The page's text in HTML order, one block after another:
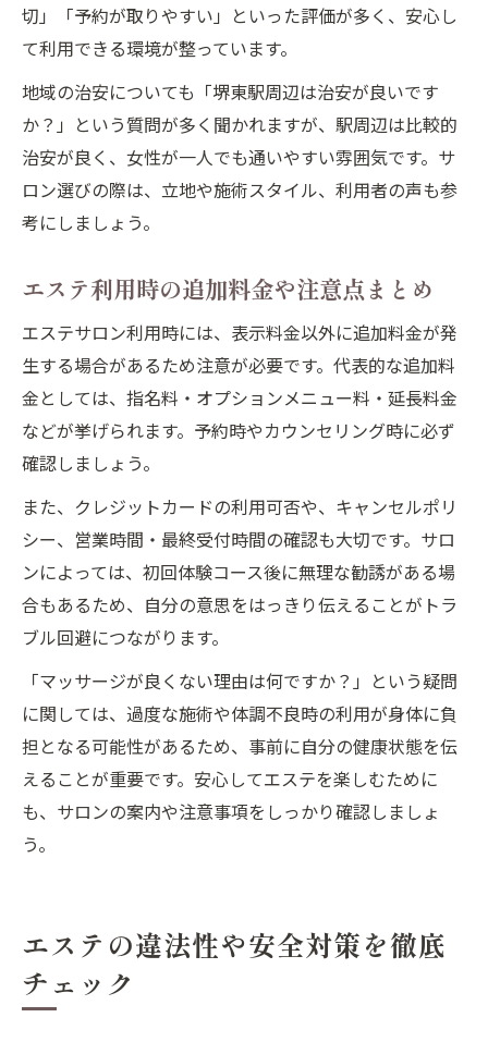
切」「予約が取りやすい」といった評価が多く、安心し
て利用できる環境が整っています。
地域の治安についても「堺東駅周辺は治安が良いです
か？」という質問が多く聞かれますが、駅周辺は比較的
治安が良く、女性が一人でも通いやすい雰囲気です。サ
ロン選びの際は、立地や施術スタイル、利用者の声も参
考にしましょう。
エステ利用時の追加料金や注意点まとめ
エステサロン利用時には、表示料金以外に追加料金が発
生する場合があるため注意が必要です。代表的な追加料
金としては、指名料・オプションメニュー料・延長料金
などが挙げられます。予約時やカウンセリング時に必ず
確認しましょう。
また、クレジットカードの利用可否や、キャンセルポリ
シー、営業時間・最終受付時間の確認も大切です。サロ
ンによっては、初回体験コース後に無理な勧誘がある場
合もあるため、自分の意思をはっきり伝えることがトラ
ブル回避につながります。
「マッサージが良くない理由は何ですか？」という疑問
に関しては、過度な施術や体調不良時の利用が身体に負
担となる可能性があるため、事前に自分の健康状態を伝
えることが重要です。安心してエステを楽しむために
も、サロンの案内や注意事項をしっかり確認しましょ
う。
エステの違法性や安全対策を徹底
チェック